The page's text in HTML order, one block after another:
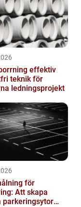
effektiv
teknik för
ledningsprojekt
för
Att skapa
parkeringsytor